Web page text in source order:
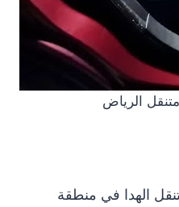
الرياض
الهدا في منطقة